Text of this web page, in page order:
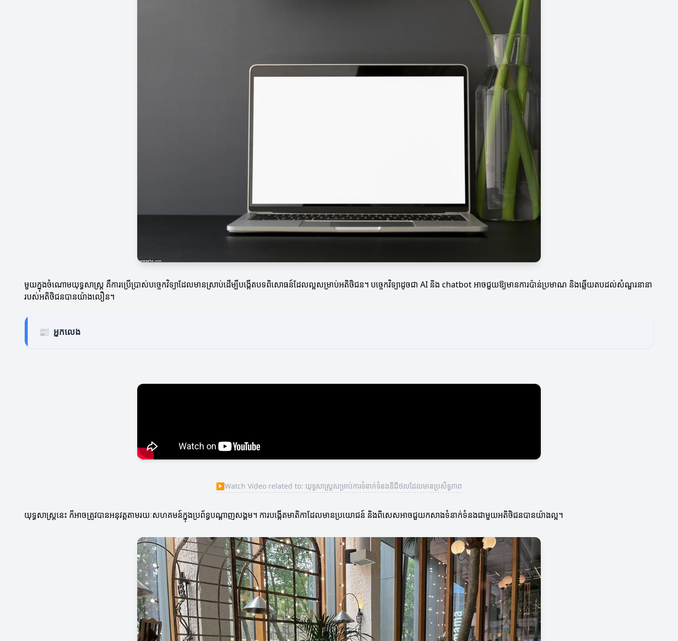
មួយក្នុងចំណោមយុទ្ធសាស្ត្រ គឺការប្រើប្រាស់បច្ចេកវិទ្យាដែលមានស្រាប់ដើម្បីបង្កើតបទពិសោធន៍ដែលល្អសម្រាប់អតិថិជន។ បច្ចេកវិទ្យាដូចជា AI និង chatbot អាចជួយឱ្យមានការប៉ាន់ប្រមាណ និងឆ្លើយតបដល់សំណួរនានា
របស់អតិថិជនបានយ៉ាងលឿន។
📰 អ្នកលេង
▶Watch Video related to: យុទ្ធសាស្ត្រសម្រាប់ការទំនាក់ទំនងឌីជីថលដែលមានប្រសិទ្ធភាព
យុទ្ធសាស្ត្រនេះ ក៏អាចត្រូវបានអនុវត្តតាមរយៈសហគមន៍ក្នុងប្រព័ន្ធបណ្តាញសង្គម។ ការបង្កើតមាតិកាដែលមានប្រយោជន៍ និងពិសេសអាចជួយកសាងទំនាក់ទំនងជាមួយអតិថិជនបានយ៉ាងល្អ។